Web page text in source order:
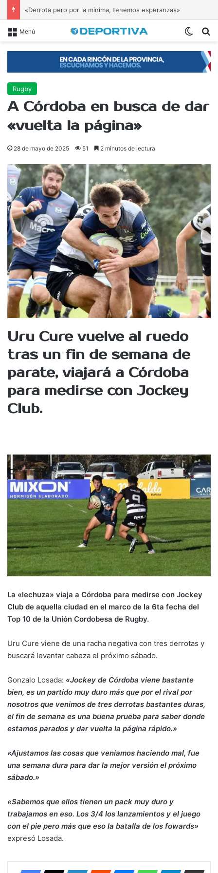
«Derrota pero por la minima, tenemos esperanzas»
Menú
Rugby
A Córdoba en busca de dar
«vuelta la página»
28 de mayo de 2025 51 2 minutos de lectura
Uru Curevuelve al ruedo
tras un fin de semana de
parate, viajará a Córdoba
para medirse con Jockey
Club.
La «lechuza» viaja a Córdoba para medirse con Jockey
Club de aquella ciudad en el marco de la 6ta fecha del
Top 10 de la Unión Cordobesa de Rugby.
Uru Cure viene de una racha negativa con tres derrotas y
buscará levantar cabeza el próximo sábado.
Gonzalo Losada: «Jockey de Córdoba viene bastante
bien, es un partido muy duro más que por el rival por
nosotros que venimos de tres derrotas bastantes duras,
el fin de semana es una buena prueba para saber donde
estamos parados y dar vuelta la página rápido.»
«Ajustamos las cosas que veníamos haciendo mal, fue
una semana dura para dar la mejor versión el próximo
sábado.»
«Sabemos que ellos tienen un pack muy duro y
trabajamos en eso. Los 3/4 los lanzamientos y el juego
con el pie pero más que eso la batalla de los fowards»
expresó Losada.